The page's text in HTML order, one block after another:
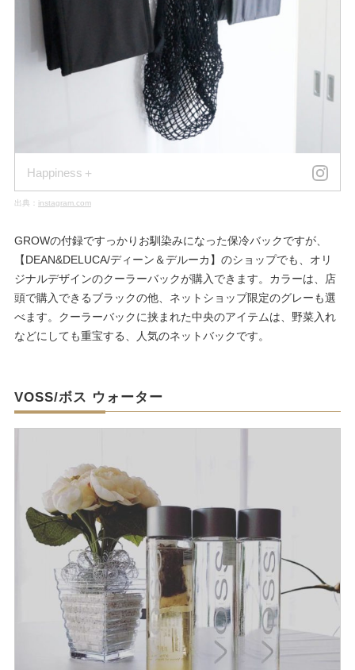
Happiness＋
出典： instagram.com
GROWの付録ですっかりお馴染みになった保冷バックですが、
【DEAN&DELUCA/ディーン＆デルーカ】のショップでも、オリ
ジナルデザインのクーラーバックが購入できます。カラーは、店
頭で購入できるブラックの他、ネットショップ限定のグレーも選
べます。クーラーバックに挟まれた中央のアイテムは、野菜入れ
などにしても重宝する、人気のネットバックです。
VOSS/ボス ウォーター